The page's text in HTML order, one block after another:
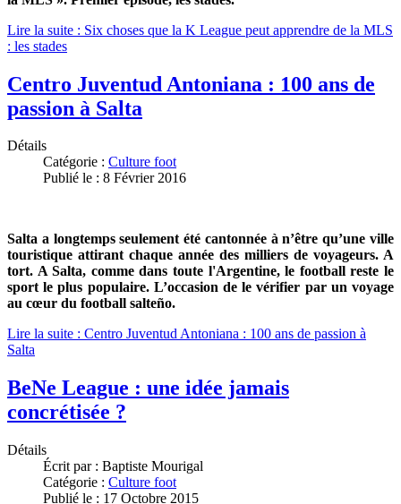
Lire la suite : Six choses que la K League peut apprendre de la MLS
: les stades
Centro Juventud Antoniana : 100 ans de
passion à Salta
Détails
Catégorie : Culture foot
Publié le : 8 Février 2016
Salta a longtemps seulement été cantonnée à n’être qu’une ville
touristique attirant chaque année des milliers de voyageurs. A
tort. A Salta, comme dans toute l'Argentine, le football reste le
sport le plus populaire. L’occasion de le vérifier par un voyage
au cœur du football salteño.
Lire la suite : Centro Juventud Antoniana : 100 ans de passion à
Salta
BeNe League : une idée jamais
concrétisée ?
Détails
Écrit par : Baptiste Mourigal
Catégorie : Culture foot
Publié le : 17 Octobre 2015